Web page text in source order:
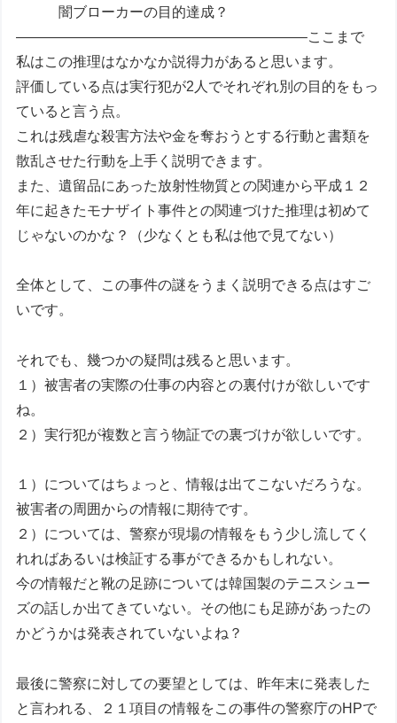
闇ブローカーの目的達成？
————————————————————–ここまで
私はこの推理はなかなか説得力があると思います。
評価している点は実行犯が2人でそれぞれ別の目的をもっ
ていると言う点。
これは残虐な殺害方法や金を奪おうとする行動と書類を
散乱させた行動を上手く説明できます。
また、遺留品にあった放射性物質との関連から平成１２
年に起きたモナザイト事件との関連づけた推理は初めて
じゃないのかな？（少なくとも私は他で見てない）
全体として、この事件の謎をうまく説明できる点はすご
いです。
それでも、幾つかの疑問は残ると思います。
１）被害者の実際の仕事の内容との裏付けが欲しいです
ね。
２）実行犯が複数と言う物証での裏づけが欲しいです。
１）についてはちょっと、情報は出てこないだろうな。
被害者の周囲からの情報に期待です。
２）については、警察が現場の情報をもう少し流してく
れればあるいは検証する事ができるかもしれない。
今の情報だと靴の足跡については韓国製のテニスシュー
ズの話しか出てきていない。その他にも足跡があったの
かどうかは発表されていないよね？
最後に警察に対しての要望としては、昨年末に発表した
と言われる、２１項目の情報をこの事件の警察庁のHPで